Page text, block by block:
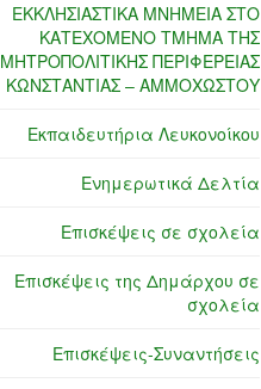
ΕΚΚΛΗΣΙΑΣΤΙΚΑ ΜΝΗΜΕΙΑ ΣΤΟ
ΚΑΤΕΧΟΜΕΝΟ ΤΜΗΜΑ ΤΗΣ
ΜΗΤΡΟΠΟΛΙΤΙΚΗΣ ΠΕΡΙΦΕΡΕΙΑΣ
ΚΩΝΣΤΑΝΤΙΑΣ – ΑΜΜΟΧΩΣΤΟΥ
Εκπαιδευτήρια Λευκονοίκου
Ενημερωτικά Δελτία
Επισκέψεις σε σχολεία
Επισκέψεις της Δημάρχου σε
σχολεία
Επισκέψεις-Συναντήσεις